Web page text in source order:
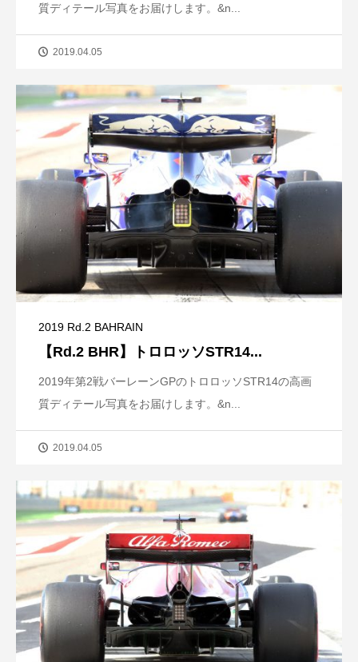
質ディテール写真をお届けします。&n...
2019.04.05
2019 Rd.2 BAHRAIN
【Rd.2 BHR】トロロッソSTR14...
2019年第2戦バーレーンGPのトロロッソSTR14の高画
質ディテール写真をお届けします。&n...
2019.04.05